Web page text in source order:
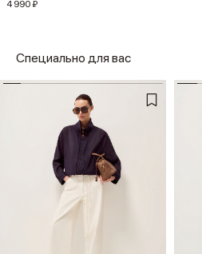
4 990 ₽
Специально для вас